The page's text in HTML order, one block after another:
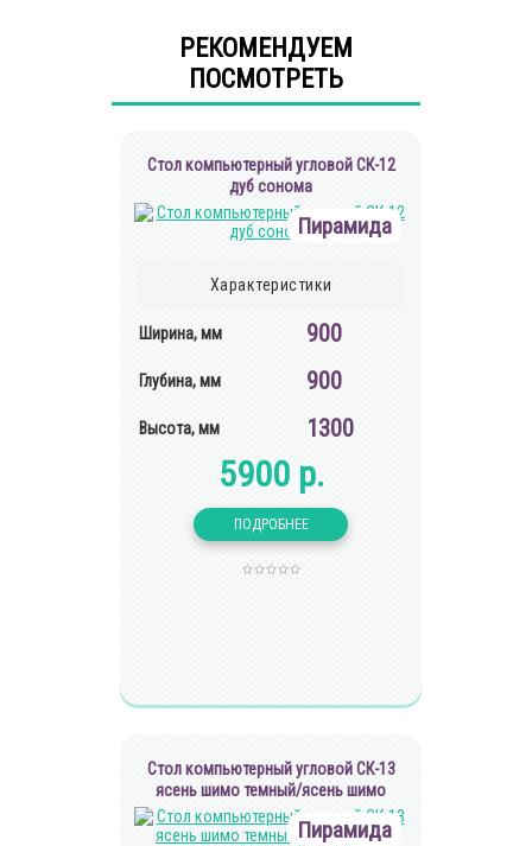
РЕКОМЕНДУЕМ
ПОСМОТРЕТЬ
Cтол компьютерный угловой СК-12
дуб сонома
Пирамида
Характеристики
Ширина, мм 900
Глубина, мм 900
Высота, мм 1300
5900 р.
Cтол компьютерный угловой СК-13
ясень шимо темный/ясень шимо
светлый правый/левый
Пирамида